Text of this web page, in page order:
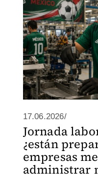
17.06.2026/
Jornada
¿están
empresas
administrar